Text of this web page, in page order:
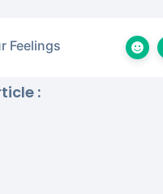
Feelings
: